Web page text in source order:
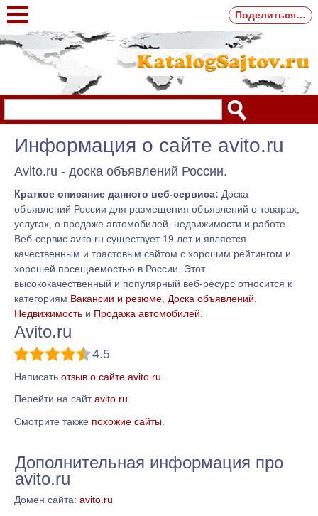
Информация о сайте avito.ru
Avito.ru - доска объявлений России.
Краткое описание данного веб-сервиса: Доска
объявлений России для размещения объявлений о товарах,
услугах, о продаже автомобилей, недвижимости и работе.
Веб-сервис avito.ru существует 19 лет и является
качественным и трастовым сайтом с хорошим рейтингом и
хорошей посещаемостью в России. Этот
высококачественный и популярный веб-ресурс относится к
категориям Вакансии и резюме Доска объявлений
Недвижимость и Продажа автомобилей
Avito.ru
4.5
Написать отзыв о сайте avito.ru
Перейти на сайтavito.ru
Смотрите также похожие сайты
Дополнительная информация про
avito.ru
Домен сайта: avito.ru
Поделиться…